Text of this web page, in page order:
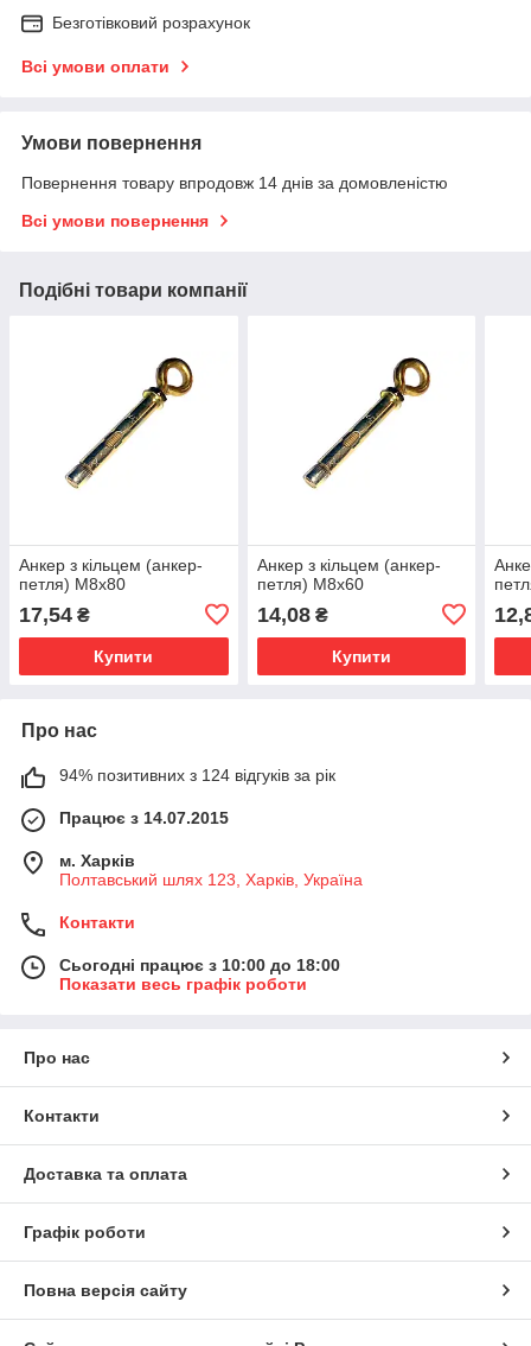
Безготівковий розрахунок
Всі умови оплати
Умови повернення
Повернення товару впродовж 14 днів за домовленістю
Всі умови повернення
Подібні товари компанії
Анкер з кільцем (анкер-
петля) М8х80
17,54 ₴
Купити
Анкер з кільцем (анкер-
петля) М8х60
14,08₴
Купити
Про нас
94% позитивних з 124 відгуків за рік
Працює з 14.07.2015
м. Харків
Полтавський шлях 123, Харків, Україна
Контакти
Сьогодні працює з 10:00 до 18:00
Показати весь графік роботи
Про нас
Контакти
Доставка та оплата
Графік роботи
Повна версія сайту